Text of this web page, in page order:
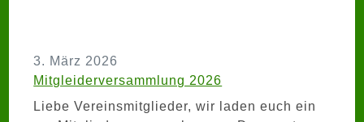
3. März 2026
Mitgleiderversammlung 2026
Liebe Vereinsmitglieder, wir laden euch ein